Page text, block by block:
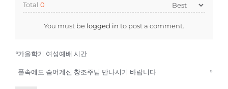
Total 0
You must be logged in to post a comment.
«가을학기 여성예배 시간
풀속에도 숨어계신 창조주님 만나시기 바랍니다 »